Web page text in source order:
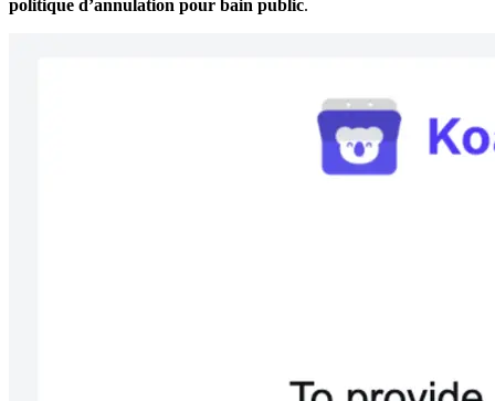
politique d’annulation pour bain public.